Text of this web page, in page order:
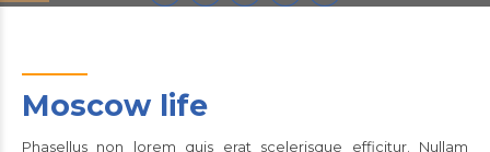
Moscow life
Phasellus non lorem quis erat scelerisque efficitur. Nullam